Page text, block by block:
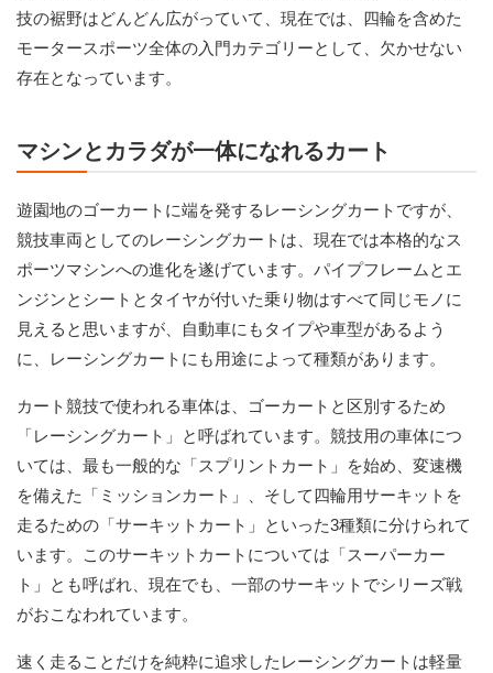
技の裾野はどんどん広がっていて、現在では、四輪を含めた
モータースポーツ全体の入門カテゴリーとして、欠かせない
存在となっています。
マシンとカラダが一体になれるカート
遊園地のゴーカートに端を発するレーシングカートですが、
競技車両としてのレーシングカートは、現在では本格的なス
ポーツマシンへの進化を遂げています。パイプフレームとエ
ンジンとシートとタイヤが付いた乗り物はすべて同じモノに
見えると思いますが、自動車にもタイプや車型があるよう
に、レーシングカートにも用途によって種類があります。
カート競技で使われる車体は、ゴーカートと区別するため
「レーシングカート」と呼ばれています。競技用の車体につ
いては、最も一般的な「スプリントカート」を始め、変速機
を備えた「ミッションカート」、そして四輪用サーキットを
走るための「サーキットカート」といった3種類に分けられて
います。このサーキットカートについては「スーパーカー
ト」とも呼ばれ、現在でも、一部のサーキットでシリーズ戦
がおこなわれています。
速く走ることだけを純粋に追求したレーシングカートは軽量